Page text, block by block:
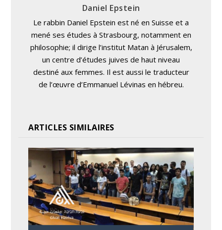
Daniel Epstein
Le rabbin Daniel Epstein est né en Suisse et a
mené ses études à Strasbourg, notamment en
philosophie; il dirige l’institut Matan à Jérusalem,
un centre d’études juives de haut niveau
destiné aux femmes. Il est aussi le traducteur
de l’œuvre d’Emmanuel Lévinas en hébreu.
ARTICLES SIMILAIRES